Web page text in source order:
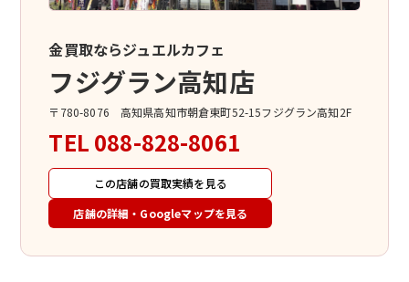
金買取ならジュエルカフェ
フジグラン高知店
〒780-8076 高知県高知市朝倉東町52-15フジグラン高知2F
TEL 088-828-8061
この店舗の買取実績を見る
店舗の詳細・Googleマップを見る